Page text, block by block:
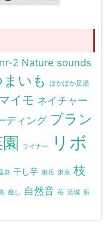
2 Nature sounds
まいも ぽかぽか足湯
イモ ネイチャー
ディング プラン
ライナー
リボ
泉 干し芋 御岳 東京 枝
癒し 自然音 苺 茨城 薪